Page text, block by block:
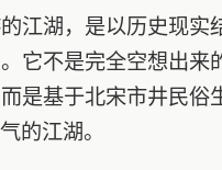
湖，是以历史现实
它不是完全空想出来
是基于北宋市井民俗
的江湖。